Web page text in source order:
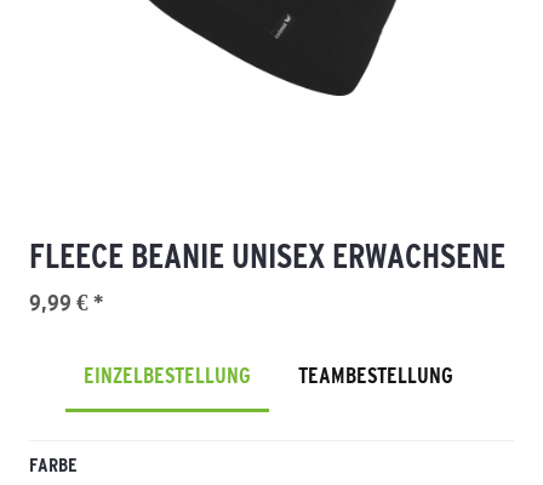
FLEECE BEANIE UNISEX ERWACHSENE
9,99 € *
EINZELBESTELLUNG TEAMBESTELLUNG
FARBE